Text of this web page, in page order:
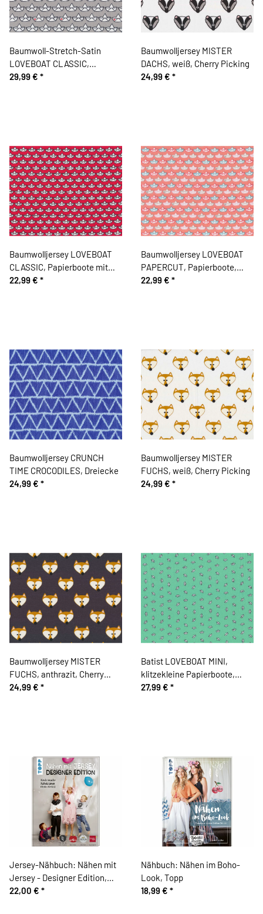
Baumwoll-Stretch-Satin
LOVEBOAT CLASSIC,
Papierboote mit Herz, grau-
29,99 € *
Baumwolljersey MISTER
DACHS, weiß, Cherry Picking
24,99 € *
Baumwolljersey LOVEBOAT
CLASSIC, Papierboote mit
Herz, rot-weiß
22,99 € *
Baumwolljersey LOVEBOAT
PAPERCUT, Papierboote,
aprikot-rot
22,99 € *
Baumwolljersey CRUNCH
TIME CROCODILES, Dreiecke
24,99 € *
Baumwolljersey MISTER
FUCHS, weiß, Cherry Picking
24,99 € *
Baumwolljersey MISTER
FUCHS, anthrazit, Cherry
Picking
24,99 € *
Batist LOVEBOAT MINI,
klitzekleine Papierboote,
kräftiges mintgrün
27,99 € *
Jersey-Nähbuch: Nähen mit
Jersey - Designer Edition,
TOPP
22,00 € *
Nähbuch: Nähen im Boho-
Look, Topp
18,99 € *